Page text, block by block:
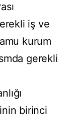
iş ve
kurum
gerekli
birinci